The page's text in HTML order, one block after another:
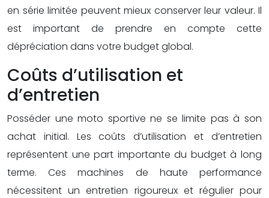
en série limitée peuvent mieux conserver leur valeur. Il
est important de prendre en compte cette
dépréciation dans votre budget global.
Coûts d’utilisation et
d’entretien
Posséder une moto sportive ne se limite pas à son
achat initial. Les coûts d’utilisation et d’entretien
représentent une part importante du budget à long
terme. Ces machines de haute performance
nécessitent un entretien rigoureux et régulier pour